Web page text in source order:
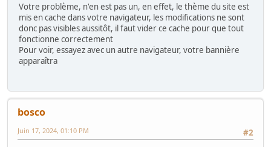
Votre problème, n'en est pas un, en effet, le thème du site est
mis en cache dans votre navigateur, les modifications ne sont
donc pas visibles aussitôt, il faut vider ce cache pour que tout
fonctionne correctement
Pour voir, essayez avec un autre navigateur, votre bannière
apparaîtra
bosco
#2
Juin 17, 2024, 01:10 PM